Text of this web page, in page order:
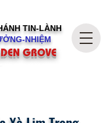
TIN-LÀNH
NHIỆM
GROVE